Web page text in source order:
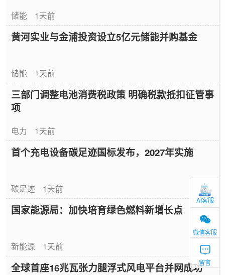
储能 1天前
黄河实业与金浦投资设立5亿元储能并购基金
储能 1天前
三部门调整电池消费税政策 明确税款抵扣征管事
项
电力 1天前
首个充电设备碳足迹国标发布，2027年实施
碳足迹 1天前
国家能源局：加快培育绿色燃料新增长点
新能源 1天前
全球首座16兆瓦张力腿浮式风电平台并网成功
AI客服
微信客服
留言